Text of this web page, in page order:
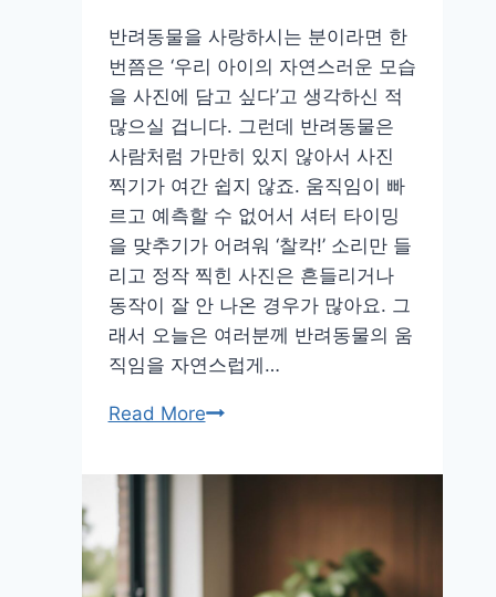
사
진
에
세
이
의
힘
반려동물을 사랑하시는 분이라면 한
번쯤은 ‘우리 아이의 자연스러운 모습
을 사진에 담고 싶다’고 생각하신 적
많으실 겁니다. 그런데 반려동물은
사람처럼 가만히 있지 않아서 사진
찍기가 여간 쉽지 않죠. 움직임이 빠
르고 예측할 수 없어서 셔터 타이밍
을 맞추기가 어려워 ‘찰칵!’ 소리만 들
리고 정작 찍힌 사진은 흔들리거나
동작이 잘 안 나온 경우가 많아요. 그
래서 오늘은 여러분께 반려동물의 움
직임을 자연스럽게…
Read More내
안